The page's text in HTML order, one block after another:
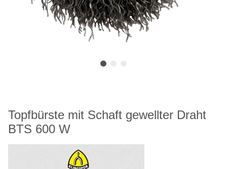
Topfbürste mit Schaft gewellter Draht
BTS 600 W